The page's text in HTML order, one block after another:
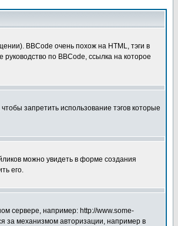
BBCode очень похож на HTML, тэги в
по BBCode, ссылка на которое
чтобы запретить использование тэгов которые
можно увидеть в форме создания
его.
сервере, например: http://www.some-
за механизмом авторизации, например в